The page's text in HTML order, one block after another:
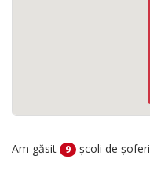
Am găsit 9 școli de șoferi